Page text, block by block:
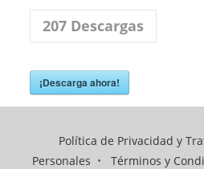
207Descargas
¡Descarga ahora!
Política de Privacidad y
Personales • Términos y